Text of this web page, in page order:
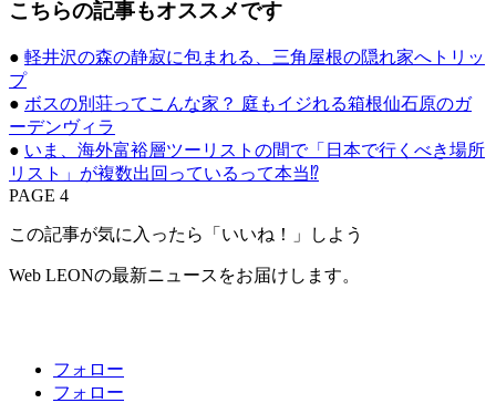
こちらの記事もオススメです
● 軽井沢の森の静寂に包まれる、三角屋根の隠れ家へトリッ
プ
● ボスの別荘ってこんな家？ 庭もイジれる箱根仙石原のガ
ーデンヴィラ
● いま、海外富裕層ツーリストの間で「日本で行くべき場所
リスト」が複数出回っているって本当⁉
PAGE 4
この記事が気に入ったら「いいね！」しよう
Web LEONの最新ニュースをお届けします。
フォロー
フォロー